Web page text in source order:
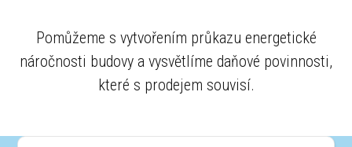
Pomůžeme s vytvořením průkazu energetické
náročnosti budovy a vysvětlíme daňové povinnosti,
které s prodejem souvisí.